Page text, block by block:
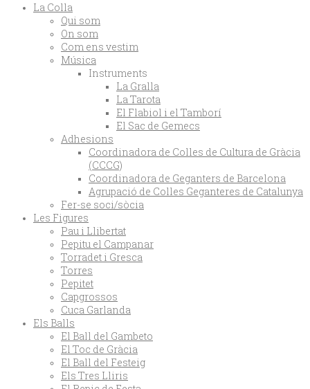
La Colla
Qui som
On som
Com ens vestim
Música
Instruments
La Gralla
La Tarota
El Flabiol i el Tamborí
El Sac de Gemecs
Adhesions
Coordinadora de Colles de Cultura de Gràcia
(CCCG)
Coordinadora de Geganters de Barcelona
Agrupació de Colles Geganteres de Catalunya
Fer-se soci/sòcia
Les Figures
Pau i Llibertat
Pepitu el Campanar
Torradet i Gresca
Torres
Pepitet
Capgrossos
Cuca Garlanda
Els Balls
El Ball del Gambeto
El Toc de Gràcia
El Ball del Festeig
Els Tres Lliris